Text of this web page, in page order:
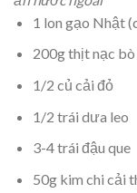
1 lon gạo Nhật
200g thịt nạc bò
1/2 củ cải đỏ
1/2 trái dưa leo
3-4 trái đậu que
50g kim chi cải